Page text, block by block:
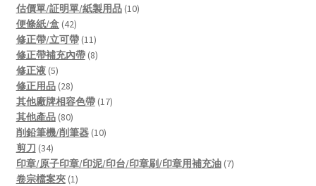
product
估價單/証明單/紙製用品 1010
便條紙/盒 4242
products
修正帶/立可帶 1111
products
修正帶補充內帶 88
修正液 55
products
修正用品 2828
products
其他廠牌相容色帶 1717
其他產品 8080
products
削鉛筆機/削筆器 1010
剪刀 3434
products
印章/原子印章/印泥/印台/印章刷/印章用補充油 77
卷宗檔案夾 11